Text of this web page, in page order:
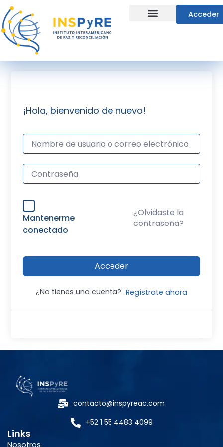
al
contenido
Acceder
¡Hola, bienvenido de nuevo!
Mantenerme
conectado
¿Olvidaste la
contraseña?
Acceder
¿No tienes una cuenta? Regístrate ahora
contacto@inspyreac.com
+52 1 55 4483 4099
Links
Nosotros